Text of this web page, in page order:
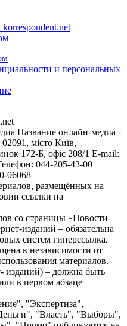
и персональных
Название онлайн-медиа -
місто Київ,
172-Б, офіс 208/1 E-mail:
044-205-43-00
06068
размещённых на
ссылки на
со страницы «Новости
изданий – обязательна
систем гиперссылка.
в независимости от
материалов.
изданий) – должна быть
в первом абзаце
"Экспертиза",
"Власть", "Выборы",